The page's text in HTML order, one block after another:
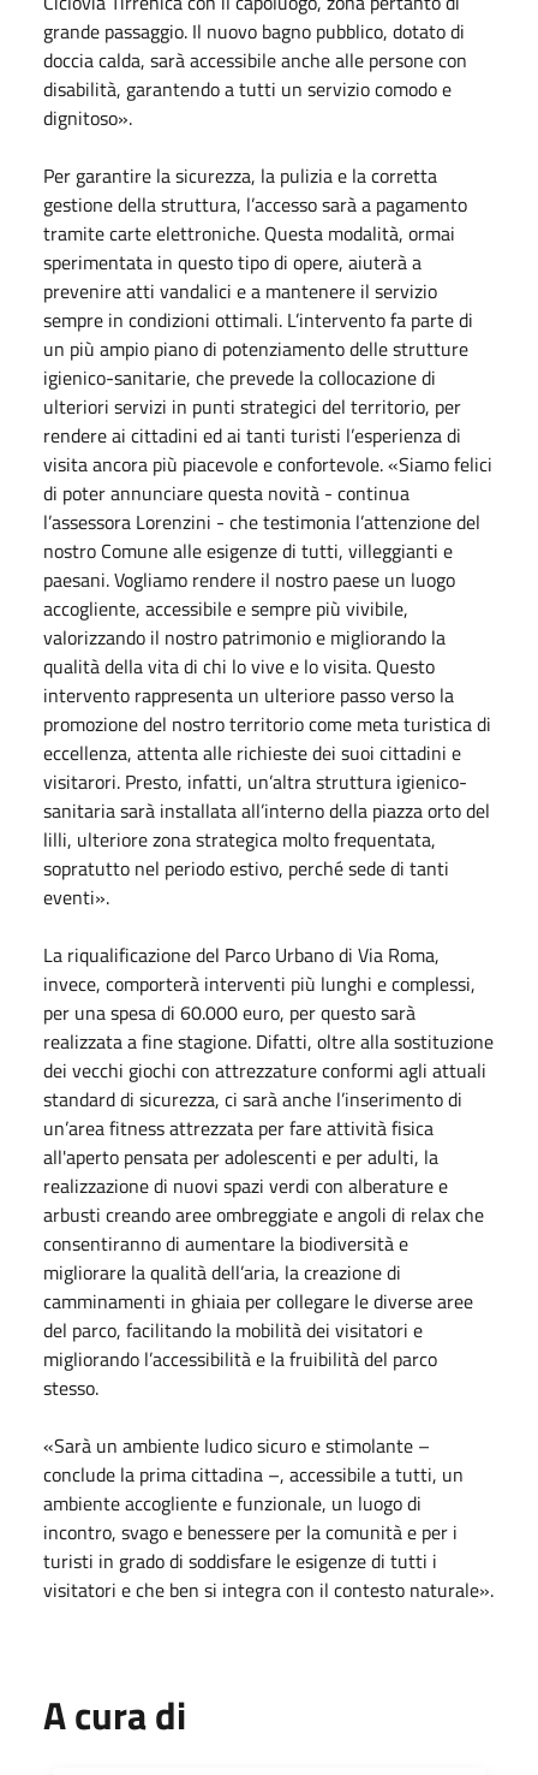
grande passaggio. Il nuovo bagno pubblico, dotato di
doccia calda, sarà accessibile anche alle persone con
disabilità, garantendo a tutti un servizio comodo e
dignitoso».
Per garantire la sicurezza, la pulizia e la corretta
gestione della struttura, l’accesso sarà a pagamento
tramite carte elettroniche. Questa modalità, ormai
sperimentata in questo tipo di opere, aiuterà a
prevenire atti vandalici e a mantenere il servizio
sempre in condizioni ottimali. L’intervento fa parte di
un più ampio piano di potenziamento delle strutture
igienico-sanitarie, che prevede la collocazione di
ulteriori servizi in punti strategici del territorio, per
rendere ai cittadini ed ai tanti turisti l’esperienza di
visita ancora più piacevole e confortevole. «Siamo felici
di poter annunciare questa novità - continua
l’assessora Lorenzini - che testimonia l’attenzione del
nostro Comune alle esigenze di tutti, villeggianti e
paesani. Vogliamo rendere il nostro paese un luogo
accogliente, accessibile e sempre più vivibile,
valorizzando il nostro patrimonio e migliorando la
qualità della vita di chi lo vive e lo visita. Questo
intervento rappresenta un ulteriore passo verso la
promozione del nostro territorio come meta turistica di
eccellenza, attenta alle richieste dei suoi cittadini e
visitarori. Presto, infatti, un’altra struttura igienico-
sanitaria sarà installata all’interno della piazza orto del
lilli, ulteriore zona strategica molto frequentata,
sopratutto nel periodo estivo, perché sede di tanti
eventi».
La riqualificazione del Parco Urbano di Via Roma,
invece, comporterà interventi più lunghi e complessi,
per una spesa di 60.000 euro, per questo sarà
realizzata a fine stagione. Difatti, oltre alla sostituzione
dei vecchi giochi con attrezzature conformi agli attuali
standard di sicurezza, ci sarà anche l’inserimento di
un’area fitness attrezzata per fare attività fisica
all'aperto pensata per adolescenti e per adulti, la
realizzazione di nuovi spazi verdi con alberature e
arbusti creando aree ombreggiate e angoli di relax che
consentiranno di aumentare la biodiversità e
migliorare la qualità dell’aria, la creazione di
camminamenti in ghiaia per collegare le diverse aree
del parco, facilitando la mobilità dei visitatori e
migliorando l’accessibilità e la fruibilità del parco
stesso.
«Sarà un ambiente ludico sicuro e stimolante –
conclude la prima cittadina –, accessibile a tutti, un
ambiente accogliente e funzionale, un luogo di
incontro, svago e benessere per la comunità e per i
turisti in grado di soddisfare le esigenze di tutti i
visitatori e che ben si integra con il contesto naturale».
A cura di